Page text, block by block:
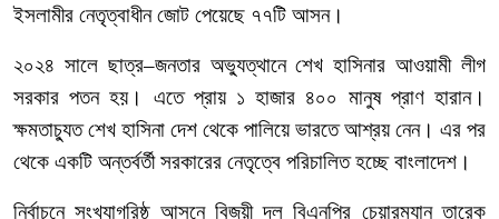
ইসলামীর নেতৃত্বাধীন জোট পেয়েছে ৭৭টি আসন।
২০২৪ সালে ছাত্র–জনতার অভ্যুত্থানে শেখ হাসিনার আওয়ামী লীগ
সরকার পতন হয়। এতে প্রায় ১ হাজার ৪০০ মানুষ প্রাণ হারান।
ক্ষমতাচ্যুতশেখ হাসিনা দেশ থেকে পালিয়ে ভারতে আশ্রয় নেন। এর পর
থেকে একটি অন্তর্বর্তী সরকারের নেতৃত্বে পরিচালিত হচ্ছে বাংলাদেশ।
নির্বাচনে সংখ্যাগরিষ্ঠ আসনে বিজয়ী দল বিএনপির চেয়ারম্যান তারেক